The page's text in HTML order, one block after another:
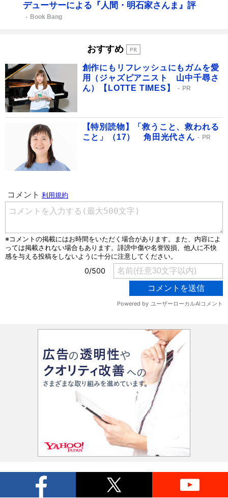
デューサーによる『人間・明石家さんま』評
Book Bang
おすすめ
創作にもリフレッシュにもガムを愛
用（ジャズピアニスト 山中千尋さ
ん）【LOTTE TIMES】
PR
【特別読物】「救うこと、救われる
こと」（17） 角田光代さん
PR